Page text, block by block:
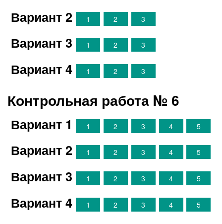
Вариант 2 1 2 3
Вариант 3 1 2 3
Вариант 4 1 2 3
Контрольная работа № 6
Вариант 1 1 2 3 4 5
Вариант 2 1 2 3 4 5
Вариант 3 1 2 3 4 5
Вариант 4 1 2 3 4 5